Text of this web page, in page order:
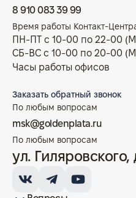
8 910 083 39 99
Время работы Контакт-
ПН-ПТ с 10-00 по 22-00
СБ-ВС с 10-00 по 20-00
Часы работы офисов
Заказать обратный звонок
По любым вопросам
msk@goldenplata.ru
По любым вопросам
ул. Гиляровского,